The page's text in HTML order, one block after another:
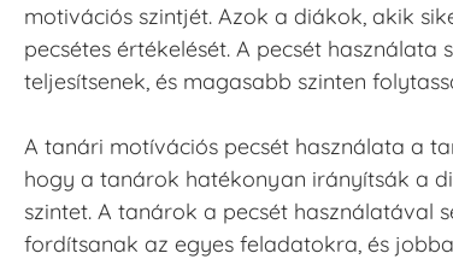
motivációs szintjét. Azok a diákok, akik
pecsétes értékelését. A pecsét
teljesítsenek, és magasabb szinten
A tanári motívációs pecsét használata a
hogy a tanárok hatékonyan irányítsák a
szintet. A tanárok a pecsét
fordítsanak az egyes feladatokra, és